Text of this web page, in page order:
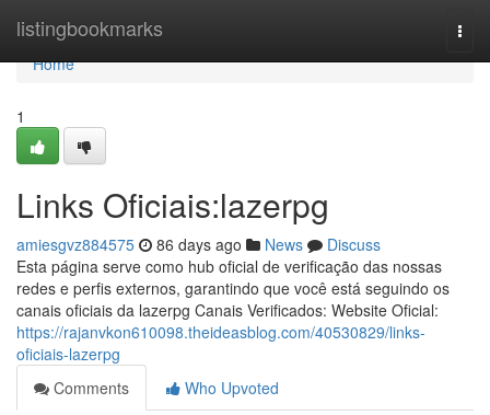
listingbookmarks
Home
Home
1
Links Oficiais:lazerpg
amiesgvz884575 86 days ago News
Discuss
Esta página serve como hub oficial de verificação das nossas
redes e perfis externos, garantindo que você está seguindo os
canais oficiais da lazerpg Canais Verificados: Website Oficial:
https://rajanvkon610098.theideasblog.com/40530829/links-
oficiais-lazerpg
Comments
Who Upvoted